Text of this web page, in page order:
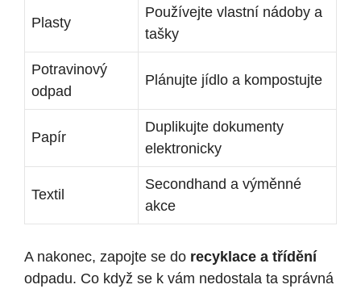
Plasty
Používejte vlastní nádoby a
tašky
Potravinový
odpad
Plánujte jídlo a kompostujte
Papír
Duplikujte dokumenty
elektronicky
Textil
Secondhand a výměnné
akce
A nakonec, zapojte se do recyklace a třídění
odpadu. Co když se k vám nedostala ta správná